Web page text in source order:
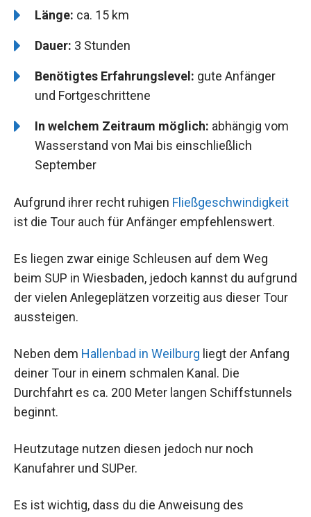
Länge: ca. 15 km
Dauer: 3 Stunden
Benötigtes Erfahrungslevel: gute Anfänger
und Fortgeschrittene
In welchem Zeitraum möglich: abhängig vom
Wasserstand von Mai bis einschließlich
September
Aufgrund ihrer recht ruhigen Fließgeschwindigkeit
ist die Tour auch für Anfänger empfehlenswert.
Es liegen zwar einige Schleusen auf dem Weg
beim SUP in Wiesbaden, jedoch kannst du aufgrund
der vielen Anlegeplätzen vorzeitig aus dieser Tour
aussteigen.
Neben dem Hallenbad in Weilburg liegt der Anfang
deiner Tour in einem schmalen Kanal. Die
Durchfahrt es ca. 200 Meter langen Schiffstunnels
beginnt.
Heutzutage nutzen diesen jedoch nur noch
Kanufahrer und SUPer.
Es ist wichtig, dass du die Anweisung des